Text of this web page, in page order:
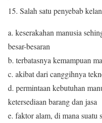
15. Salah satu penyebab
a. keserakahan manusia
besar-besaran
b. terbatasnya kemampuan
c. akibat dari canggihnya
d. permintaan kebutuhan
ketersediaan barang dan jasa
e. faktor alam, di mana suatu